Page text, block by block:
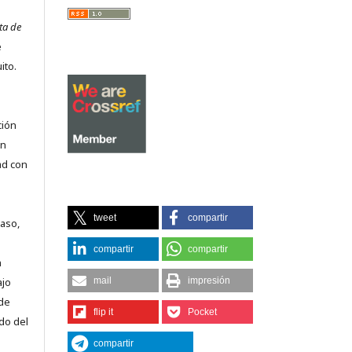
de
con
del
tweet compartir
compartir compartir
mail impresión
flip it Pocket
compartir